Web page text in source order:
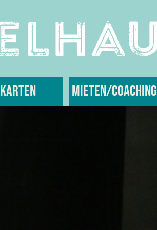
Karten Mieten/Coaching